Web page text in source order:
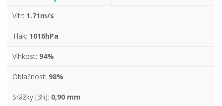
Vítr: 1.71m/s
Tlak: 1016hPa
Vlhkost: 94%
Oblačnost: 98%
Srážky [3h]: 0,90 mm